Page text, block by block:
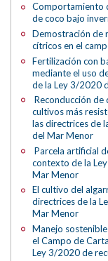
Comportamiento
de coco bajo
Demostración de
cítricos en el
Fertilización con
mediante el uso
de la Ley 3/2020
Reconducción de
cultivos más
las directrices de
del Mar Menor
Parcela artificial
contexto de la
Mar Menor
El cultivo del
directrices de la
Mar Menor
Manejo
el Campo de
Ley 3/2020 de